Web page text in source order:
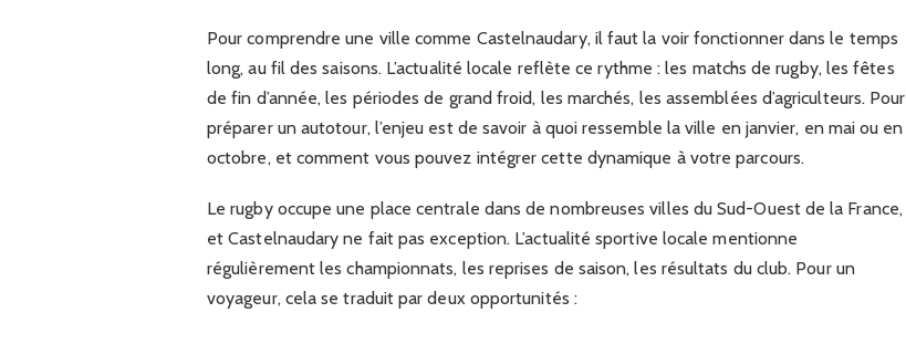
Pour comprendre une ville comme Castelnaudary, il faut la voir fonctionner dans le temps
long, au fil des saisons. L’actualité locale reflète ce rythme : les matchs de rugby, les fêtes
de fin d’année, les périodes de grand froid, les marchés, les assemblées d’agriculteurs. Pour
préparer un autotour, l’enjeu est de savoir à quoi ressemble la ville en janvier, en mai ou en
octobre, et comment vous pouvez intégrer cette dynamique à votre parcours.
Le rugby occupe une place centrale dans de nombreuses villes du Sud-Ouest de la France,
et Castelnaudary ne fait pas exception. L’actualité sportive locale mentionne
régulièrement les championnats, les reprises de saison, les résultats du club. Pour un
voyageur, cela se traduit par deux opportunités :